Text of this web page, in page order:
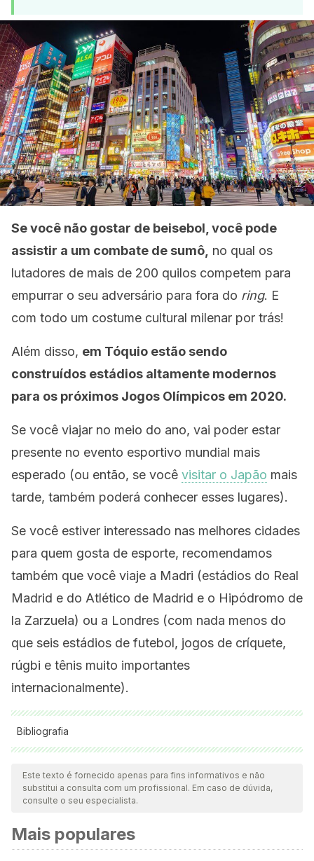
Se você não gostar de beisebol, você pode
assistir a um combate de sumô, no qual os
lutadores de mais de 200 quilos competem para
empurrar o seu adversário para fora do ring. E
com todo um costume cultural milenar por trás!
Além disso, em Tóquio estão sendo
construídos estádios altamente modernos
para os próximos Jogos Olímpicos em 2020.
Se você viajar no meio do ano, vai poder estar
presente no evento esportivo mundial mais
esperado (ou então, se você visitar o Japão mais
tarde, também poderá conhecer esses lugares).
Se você estiver interessado nas melhores cidades
para quem gosta de esporte, recomendamos
também que você viaje a Madri (estádios do Real
Madrid e do Atlético de Madrid e o Hipódromo de
la Zarzuela) ou a Londres (com nada menos do
que seis estádios de futebol, jogos de críquete,
rúgbi e tênis muito importantes
internacionalmente).
Bibliografia
Todas as fontes citadas foram minuciosamente revisadas por
nossa equipe para garantir sua qualidade, confiabilidade,
atualidade e validade. A bibliografia deste artigo foi
cientificamente.
Giancarlo Ferrari-King. 2015. 10 Best International Sports
Este texto é fornecido apenas para fins informativos e não
substitui a consulta com um profissional. Em caso de dúvida,
consulte o seu especialista.
Mais populares